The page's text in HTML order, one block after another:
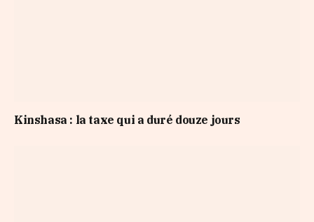
Kinshasa : la taxe qui a duré douze jours